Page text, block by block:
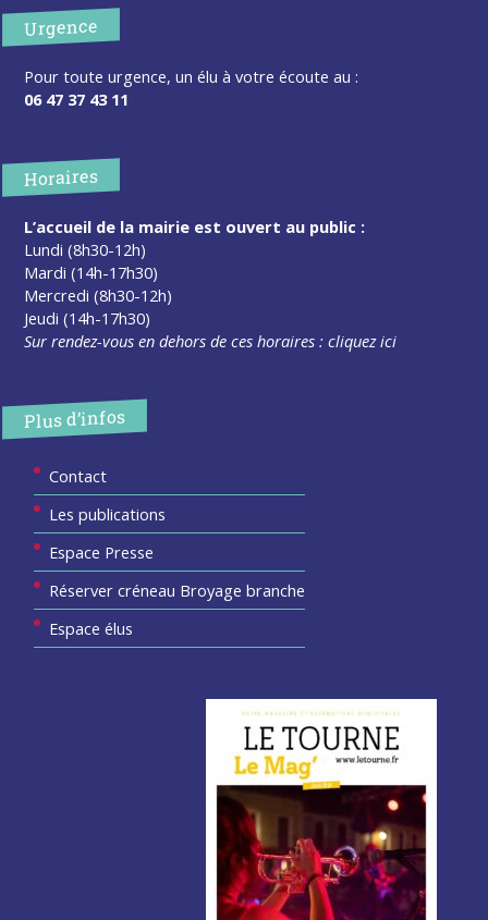
Urgence
Pour toute urgence, un élu à votre écoute au :
06 47 37 43 11
Horaires
L’accueil de la mairie est ouvert au public :
Lundi (8h30-12h)
Mardi (14h-17h30)
Mercredi (8h30-12h)
Jeudi (14h-17h30)
Sur rendez-vous en dehors de ces horaires :cliquez ici
Plus d’infos
Contact
Les publications
Espace Presse
Réserver créneau Broyage branche
Espace élus